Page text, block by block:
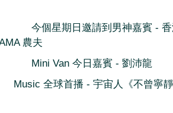
今個星期日邀請到男神嘉賓 -
農夫
Mini Van 今日嘉賓 - 劉沛龍
Music 全球首播 - 宇宙人《不曾寧